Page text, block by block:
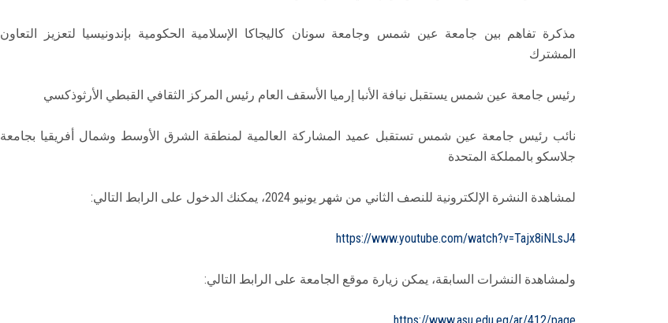
مذكرة تفاهم بين جامعة عين شمس وجامعة سونان كاليجاكا الإسلامية الحكومية بإندونيسيا لتعزيز التعاون
المشترك
رئيس جامعة عين شمس يستقبل نيافة الأنبا إرميا الأسقف العام رئيس المركز الثقافي القبطي الأرثوذكسي
نائب رئيس جامعة عين شمس تستقبل عميد المشاركة العالمية لمنطقة الشرق الأوسط وشمال أفريقيا بجامعة
جلاسكو بالمملكة المتحدة
لمشاهدة النشرة الإلكترونية للنصف الثاني من شهر يونيو 2024، يمكنك الدخول على الرابط التالي:
https://www.youtube.com/watch?v=Tajx8iNLsJ4
ولمشاهدة النشرات السابقة، يمكن زيارة موقع الجامعة على الرابط التالي: